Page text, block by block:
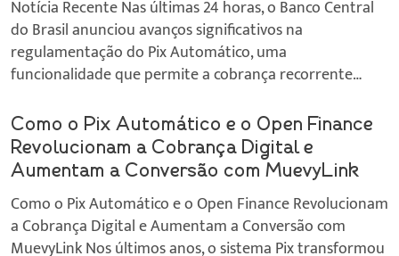
Notícia Recente Nas últimas 24 horas, o Banco Central
do Brasil anunciou avanços significativos na
regulamentação do Pix Automático, uma
funcionalidade que permite a cobrança recorrente…
Como o Pix Automático e o Open Finance
Revolucionam a Cobrança Digital e
Aumentam a Conversão com MuevyLink
Como o Pix Automático e o Open Finance Revolucionam
a Cobrança Digital e Aumentam a Conversão com
MuevyLink Nos últimos anos, o sistema Pix transformou